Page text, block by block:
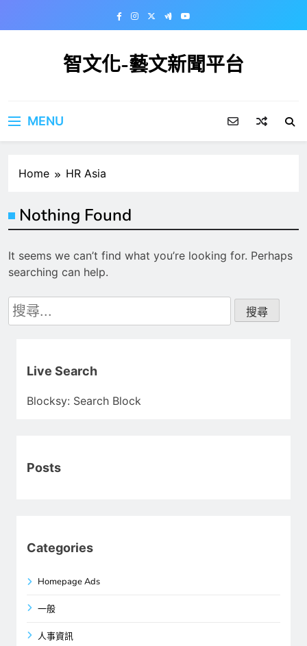
智文化-藝文新聞平台
MENU
Home HR Asia
Nothing Found
It seems we can’t find what you’re looking for. Perhaps
searching can help.
搜
尋
Live Search
Blocksy: Search Block
Posts
Categories
Homepage Ads
一般
人事資訊